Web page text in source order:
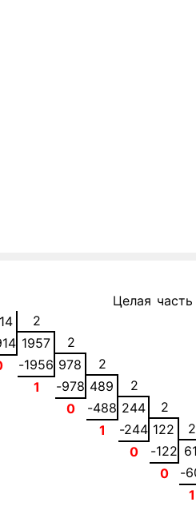
Целая
2
1957
2
-1956 978
2
1
-978 489
2
0
-488 244
2
1
-244 122
2
0
-122
0
-
1